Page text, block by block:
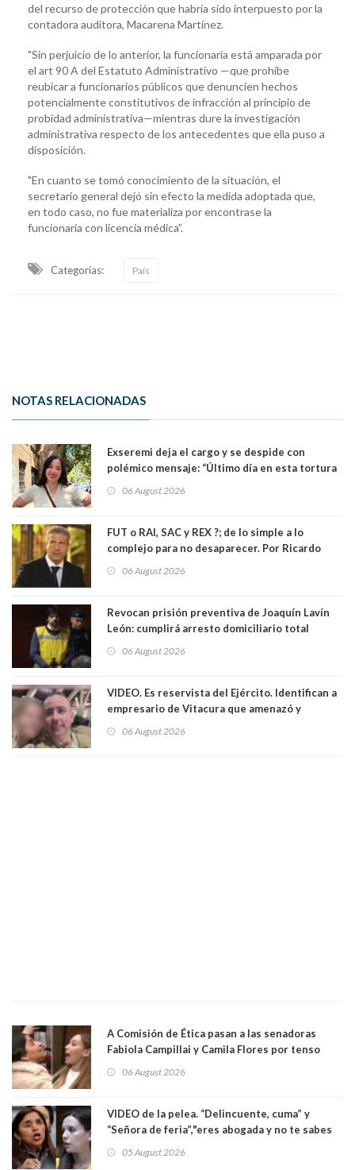
del recurso de protección que habría sido interpuesto por la
contadora auditora, Macarena Martínez.
"Sin perjuicio de lo anterior, la funcionaria está amparada por
el art 90 A del Estatuto Administrativo —que prohíbe
reubicar a funcionarios públicos que denuncien hechos
potencialmente constitutivos de infracción al principio de
probidad administrativa—mientras dure la investigación
administrativa respecto de los antecedentes que ella puso a
disposición.
"En cuanto se tomó conocimiento de la situación, el
secretario general dejó sin efecto la medida adoptada que,
en todo caso, no fue materializa por encontrase la
funcionaria con licencia médica”.
Categorias: País
NOTAS RELACIONADAS
Exseremi deja el cargo y se despide con
polémico mensaje: “Último día en esta tortura
06 August 2026
FUT o RAI, SAC y REX ?; de lo simple a lo
complejo para no desaparecer. Por Ricardo
06 August 2026
Revocan prisión preventiva de Joaquín Lavín
León: cumplirá arresto domiciliario total
06 August 2026
VIDEO. Es reservista del Ejército. Identifican a
empresario de Vitacura que amenazó y
al "ring raja". Se trata de Andrés Arrieta y la
06 August 2026
A Comisión de Ética pasan a las senadoras
Fabiola Campillai y Camila Flores por tenso
06 August 2026
VIDEO de la pelea. “Delincuente, cuma” y
“Señora de feria”,"eres abogada y no te sabes
senadoras Camila Flores y Fabiola Campillai en
05 August 2026